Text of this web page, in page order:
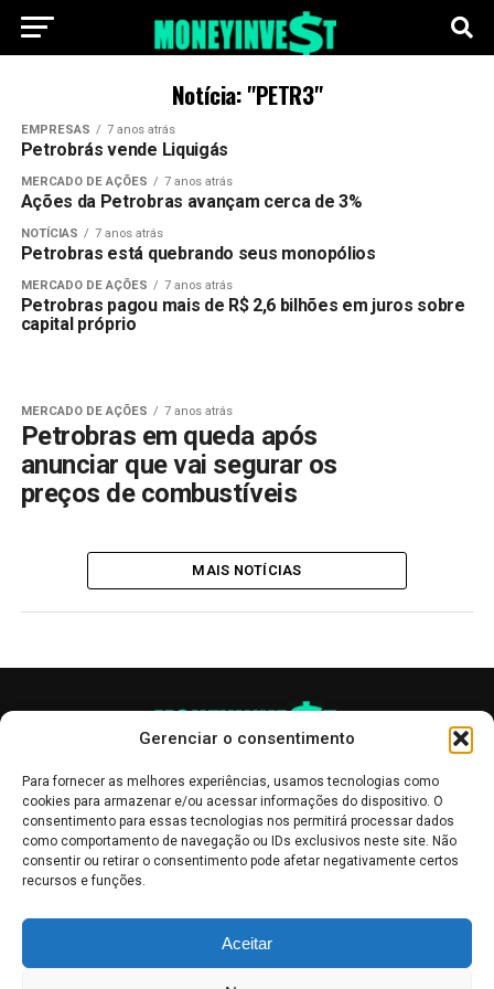
Gerenciar o consentimento
Para fornecer as melhores experiências, usamos tecnologias como
cookies para armazenar e/ou acessar informações do dispositivo. O
consentimento para essas tecnologias nos permitirá processar dados
como comportamento de navegação ou IDs exclusivos neste site. Não
consentir ou retirar o consentimento pode afetar negativamente certos
recursos e funções.
Aceitar
Notícia: "PETR3"
EMPRESAS 7 anos atrás
Petrobrás vende Liquigás
MERCADO DE AÇÕES 7 anos atrás
Ações da Petrobras avançam cerca de 3%
NOTÍCIAS 7 anos atrás
Petrobras está quebrando seus monopólios
MERCADO DE AÇÕES 7 anos atrás
Petrobras pagou mais de R$ 2,6 bilhões em juros sobre
capital próprio
MERCADO DE AÇÕES 7 anos atrás
Petrobras em queda após
anunciar que vai segurar os
preços de combustíveis
MAIS NOTÍCIAS
informativo, servindo como boletins de divulgação, e não devem ser
interpretadas como recomendações de investimento.Leia mais